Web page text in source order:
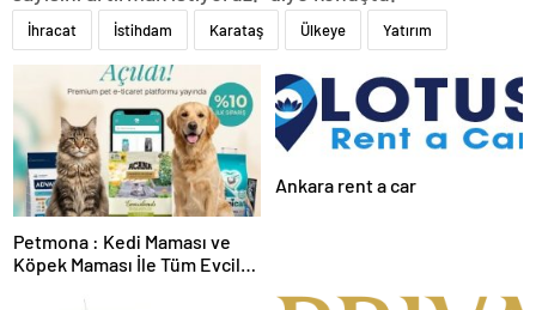
İhracat İstihdam Karataş Ülkeye Yatırım
Petmona : Kedi Maması ve
Köpek Maması İle Tüm Evcil
Ankara rent a car